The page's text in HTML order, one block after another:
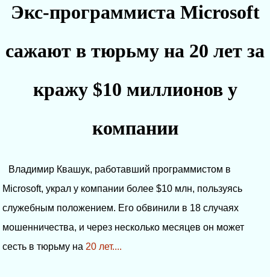
Экс-программиста Microsoft
сажают в тюрьму на 20 лет за
кражу $10 миллионов у
компании
Владимир Квашук, работавший программистом в
Microsoft, украл у компании более $10 млн, пользуясь
служебным положением. Его обвинили в 18 случаях
мошенничества, и через несколько месяцев он может
сесть в тюрьму на 20 лет....